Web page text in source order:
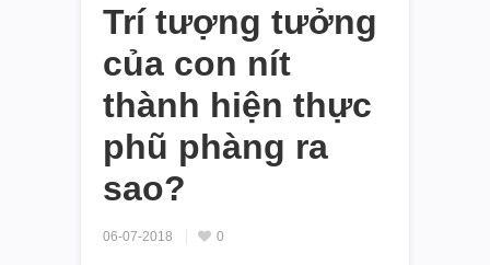
Trí tượng tưởng
của con nít
thành hiện thực
phũ phàng ra
sao?
06-07-2018 0